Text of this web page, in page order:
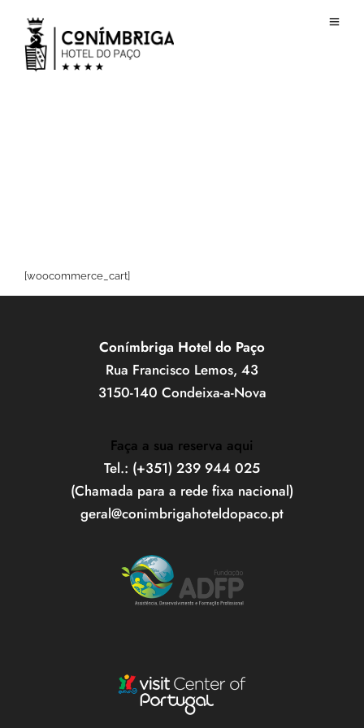
[woocommerce_cart]
Conímbriga Hotel do Paço
Rua Francisco Lemos, 43
3150-140 Condeixa-a-Nova
Faça a sua reserva aqui
Tel.: (+351) 239 944 025
(Chamada para a rede fixa nacional)
geral@conimbrigahoteldopaco.pt